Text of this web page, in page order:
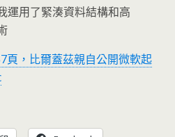
運用了緊湊資料結構和高
頁，比爾蓋茲親自公開微軟起